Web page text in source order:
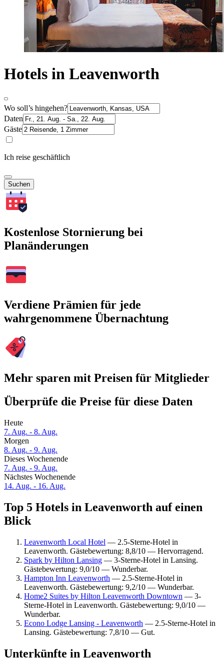
Hotels in Leavenworth
Wo soll’s hingehen?
Daten
Gäste
Ich reise geschäftlich
Suchen
Kostenlose Stornierung bei
Planänderungen
Verdiene Prämien für jede
wahrgenommene Übernachtung
Mehr sparen mit Preisen für Mitglieder
Überprüfe die Preise für diese Daten
Heute
7. Aug. - 8. Aug.
Morgen
8. Aug. - 9. Aug.
Dieses Wochenende
7. Aug. - 9. Aug.
Nächstes Wochenende
14. Aug. - 16. Aug.
Top 5 Hotels in Leavenworth auf einen
Blick
Leavenworth Local Hotel — 2.5-Sterne-Hotel in
Leavenworth. Gästebewertung: 8,8/10 — Hervorragend.
Spark by Hilton Lansing — 3-Sterne-Hotel in Lansing.
Gästebewertung: 9,0/10 — Wunderbar.
Hampton Inn Leavenworth — 2.5-Sterne-Hotel in
Leavenworth. Gästebewertung: 9,2/10 — Wunderbar.
Home2 Suites by Hilton Leavenworth Downtown — 3-
Sterne-Hotel in Leavenworth. Gästebewertung: 9,0/10 —
Wunderbar.
Econo Lodge Lansing - Leavenworth — 2.5-Sterne-Hotel in
Lansing. Gästebewertung: 7,8/10 — Gut.
Unterkünfte in Leavenworth